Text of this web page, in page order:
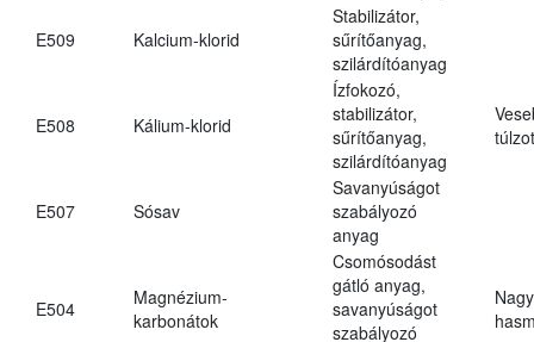
E509 Kalcium-klorid
Stabilizátor,
sűrítőanyag,
szilárdítóanyag
E508 Kálium-klorid
Ízfokozó,
stabilizátor,
sűrítőanyag,
szilárdítóanyag
E507 Sósav
Savanyúságot
szabályozó
anyag
E504
Magnézium-
karbonátok
Csomósodást
gátló anyag,
savanyúságot
szabályozó